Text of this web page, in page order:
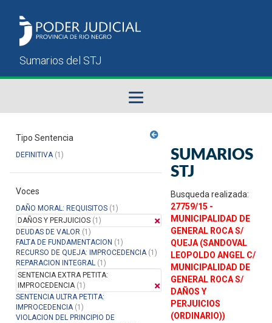
Sumarios del STJ
Manual del Usuario
Tipo Sentencia
DEFINITIVA(1)
Voces
DAÑO MORAL: REQUISITOS (1)
DAÑOS Y PERJUICIOS (1)
DEUDAS DE VALOR (1)
FALTA DE FUNDAMENTACION (1)
RECURSO DE QUEJA: IMPROCEDENCIA(1)
REPARACION INTEGRAL (1)
SENTENCIA EXTRA PETITA:
IMPROCEDENCIA(1)
SENTENCIA ULTRA PETITA:
IMPROCEDENCIA(1)
VIOLACION DEL PRINCIPIO DE
SUMARIOS
STJ
Busqueda realizada:
27759/15 -
MUNICIPALIDAD DE
GENERAL ROCA S/
QUEJA (SANDOVAL
LEOPOLDO ANGEL C/
MUNICIPALIDAD DE
GENERAL ROCA S/
DAÑOS Y
PERJUICIOS
(ORDINARIO))